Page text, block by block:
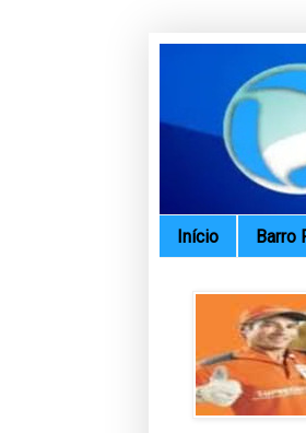
Início Barro